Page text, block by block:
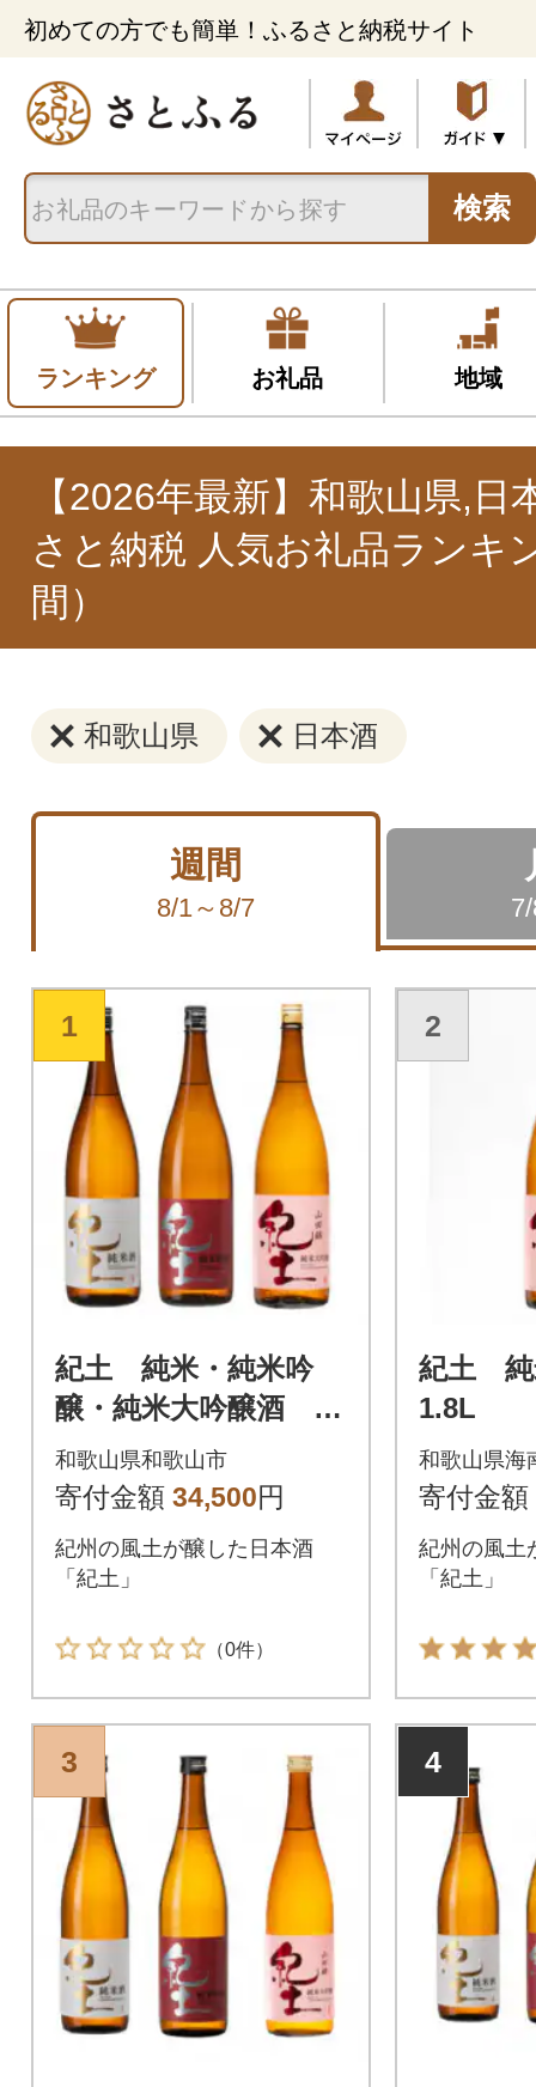
初めての方でも簡単！ふるさと納税サイト
検索
ランキング お礼品 地域
【2026年最新】和歌山県,日
さと納税 人気お礼品ランキ
間）
和歌山県 日本酒
週間
8/1～8/7
1
紀土 純米・純米吟
醸・純米大吟醸酒 1.
8L 3本セット
和歌山県和歌山市
寄付金額 34,500円
紀州の風土が醸した日本酒
「紀土」
（0件）
2
紀土
1.8L
和歌山県海
寄付金額
紀州の風土
「紀土」
3 4